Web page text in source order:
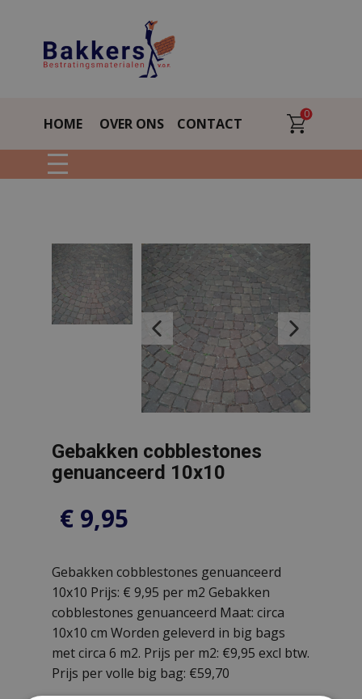
HOME CONTACT
OVER ONS
0
Gebakken cobblestones
genuanceerd 10x10
€ 9,95
Gebakken cobblestones genuanceerd
10x10 Prijs: € 9,95 per m2 Gebakken
cobblestones genuanceerd Maat: circa
10x10 cm Worden geleverd in big bags
met circa 6 m2. Prijs per m2: €9,95 excl btw.
Prijs per volle big bag: €59,70